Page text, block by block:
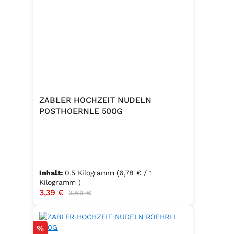
ZABLER HOCHZEIT NUDELN
POSTHOERNLE 500G
Inhalt: 0.5 Kilogramm (6,78 € / 1
Kilogramm )
Verkaufspreis:
3,39 € Regulärer Preis:
3,69 €
Rabatt
%